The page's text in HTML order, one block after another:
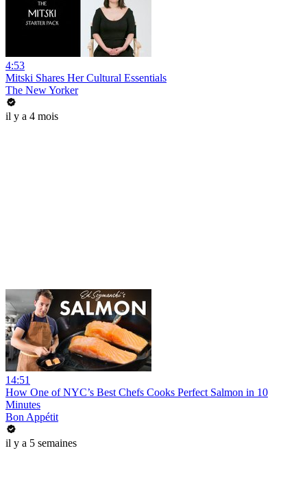
4:53
Mitski Shares Her Cultural Essentials
The New Yorker
il y a 4 mois
14:51
How One of NYC’s Best Chefs Cooks Perfect Salmon in 10
Minutes
Bon Appétit
il y a 5 semaines